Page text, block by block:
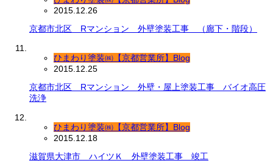
2015.12.26
京都市北区 Rマンション 外壁塗装工事 （廊下・階段）
ひまわり塗装㈱【京都営業所】Blog
2015.12.25
京都市北区 Rマンション 外壁・屋上塗装工事 バイオ高圧
洗浄
ひまわり塗装㈱【京都営業所】Blog
2015.12.18
滋賀県大津市 ハイツＫ 外壁塗装工事 竣工